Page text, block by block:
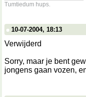
Tumtiedum hups.
10-07-2004, 18:13
Verwijderd
Sorry, maar je bent
jongens gaan vozen,